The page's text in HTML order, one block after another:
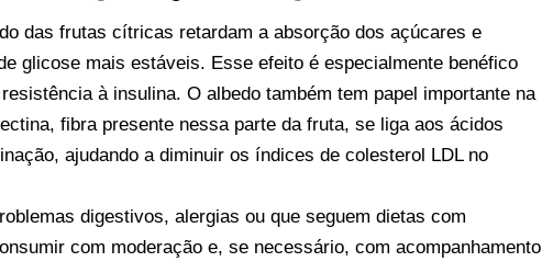
das frutas cítricas retardam a absorção dos açúcares e
glicose mais estáveis. Esse efeito é especialmente benéfico
à insulina. O albedo também tem papel importante na
fibra presente nessa parte da fruta, se liga aos ácidos
ajudando a diminuir os índices de colesterol LDL no
digestivos, alergias ou que seguem dietas com
com moderação e, se necessário, com acompanhamento